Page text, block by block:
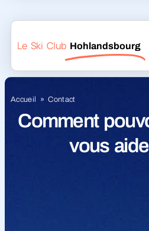
Le Ski Club Hohlandsbourg
Accueil »Contact
Comment
vous